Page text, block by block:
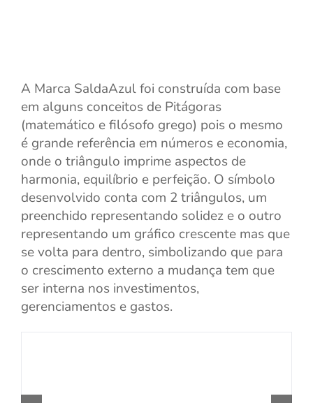
A Marca SaldaAzul foi construída com base
em alguns conceitos de Pitágoras
(matemático e filósofo grego) pois o mesmo
é grande referência em números e economia,
onde o triângulo imprime aspectos de
harmonia, equilíbrio e perfeição. O símbolo
desenvolvido conta com 2 triângulos, um
preenchido representando solidez e o outro
representando um gráfico crescente mas que
se volta para dentro, simbolizando que para
o crescimento externo a mudança tem que
ser interna nos investimentos,
gerenciamentos e gastos.